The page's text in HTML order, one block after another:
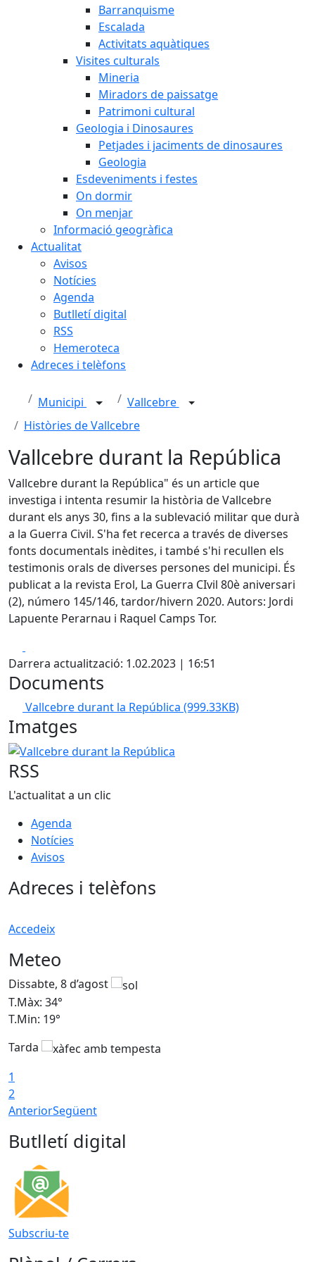
Barranquisme
Escalada
Activitats aquàtiques
Visites culturals
Mineria
Miradors de paissatge
Patrimoni cultural
Geologia i Dinosaures
Petjades i jaciments de dinosaures
Geologia
Esdeveniments i festes
On dormir
On menjar
Informació geogràfica
Actualitat
Avisos
Notícies
Agenda
Butlletí digital
RSS
Hemeroteca
Adreces i telèfons
Municipi
Vallcebre
Històries de Vallcebre
Vallcebre durant la República
Vallcebre durant la República" és un article que
investiga i intenta resumir la història de Vallcebre
durant els anys 30, fins a la sublevació militar que durà
a la Guerra Civil. S'ha fet recerca a través de diverses
fonts documentals inèdites, i també s'hi recullen els
testimonis orals de diverses persones del municipi. És
publicat a la revista Erol, La Guerra CIvil 80è aniversari
(2), número 145/146, tardor/hivern 2020. Autors: Jordi
Lapuente Perarnau i Raquel Camps Tor.
Darrera actualització: 1.02.2023 | 16:51
Documents
Vallcebre durant la República (999.33KB)
Imatges
Vallcebre durant la República
RSS
L'actualitat a un clic
Agenda
Notícies
Avisos
Adreces i telèfons
Accedeix
Meteo
Dissabte, 8 d’agost
T.Màx: 34°
T.Min: 19°
Tarda
1
2
AnteriorSegüent
Butlletí digital
Subscriu-te